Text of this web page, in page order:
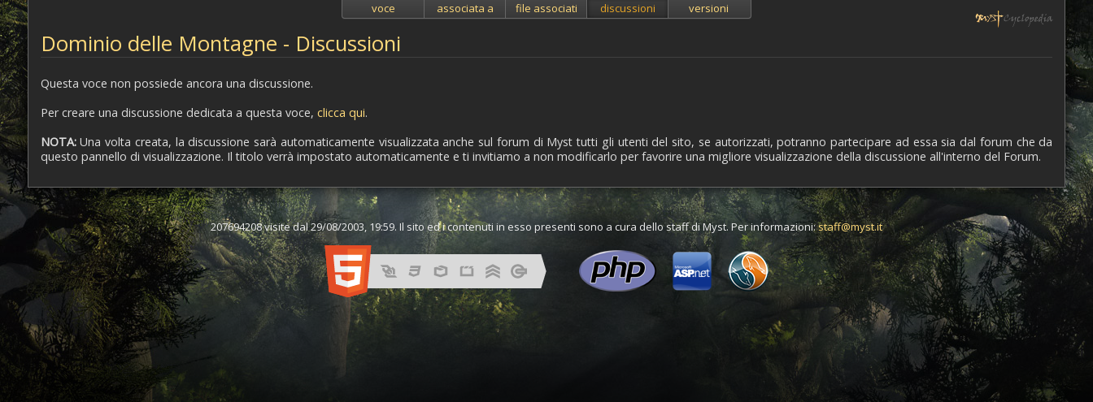
voce
associata a file associati discussioni versioni
Dominio delle Montagne - Discussioni
Questa voce non possiede ancora una discussione.
Per creare una discussione dedicata a questa voce, clicca qui.
NOTA:Una volta creata, la discussione sarà automaticamente visualizzata anche sul forum di Myst tutti gli utenti del sito, se autorizzati, potranno partecipare ad essa sia dal forum che da
questo pannello di visualizzazione. Il titolo verrà impostato automaticamente e ti invitiamo a non modificarlo per favorire una migliore visualizzazione della discussione all'interno del Forum.
207694208 visite dal 29/08/2003, 19:59. Il sito ed i contenuti in esso presenti sono a cura dello staff di Myst. Per informazioni:staff@myst.it